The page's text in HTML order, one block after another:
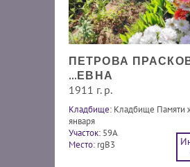
ПЕТРОВА
...ЕВНА
1911 г. р.
Кладбище: Кладбище Памяти
января
Участок: 59А
Место: rgB3